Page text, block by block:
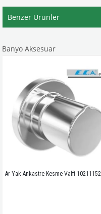
Benzer Ürünler
Aksesuar
Ankastre Kesme Valfi 102111524